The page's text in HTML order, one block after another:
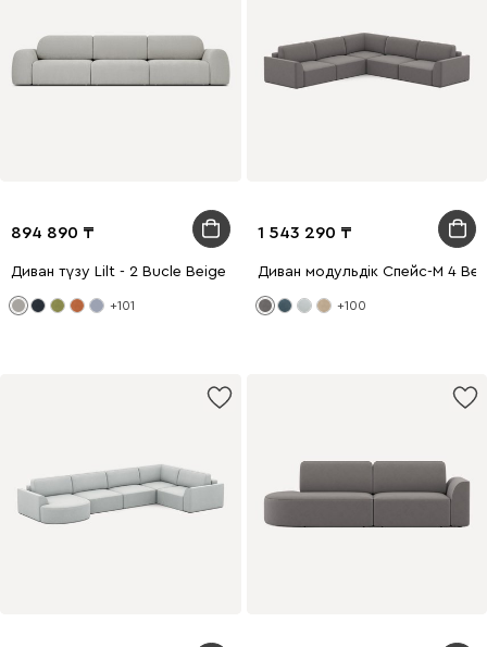
894 890
Диван түзу Lilt - 2 Bucle Beige
+101
1 543 290
Диван модульдік Спейс-М 4
+100